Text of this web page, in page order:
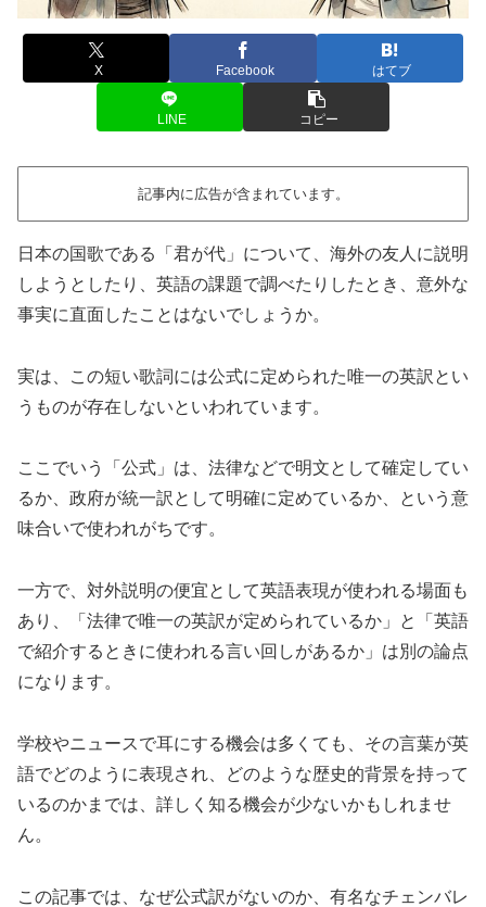
X Facebook はてブ
LINE コピー
記事内に広告が含まれています。
日本の国歌である「君が代」について、海外の友人に説明
しようとしたり、英語の課題で調べたりしたとき、意外な
事実に直面したことはないでしょうか。
実は、この短い歌詞には公式に定められた唯一の英訳とい
うものが存在しないといわれています。
ここでいう「公式」は、法律などで明文として確定してい
るか、政府が統一訳として明確に定めているか、という意
味合いで使われがちです。
一方で、対外説明の便宜として英語表現が使われる場面も
あり、「法律で唯一の英訳が定められているか」と「英語
で紹介するときに使われる言い回しがあるか」は別の論点
になります。
学校やニュースで耳にする機会は多くても、その言葉が英
語でどのように表現され、どのような歴史的背景を持って
いるのかまでは、詳しく知る機会が少ないかもしれませ
ん。
この記事では、なぜ公式訳がないのか、有名なチェンバレ